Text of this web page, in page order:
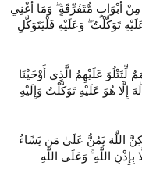
مِنْ أَبْوَابٍ مُّتَفَرِّقَةٍ ۖ وَمَا أُغْنِي
تَوَكَّلْتُ ۖ وَعَلَيْهِ فَلْيَتَوَكَّلِ
عَلَيْهِمُ الَّذِي أَوْحَيْنَا
إِلَّا هُوَ عَلَيْهِ تَوَكَّلْتُ وَإِلَيْهِ
اللَّهَ يَمُنُّ عَلَىٰ مَن يَشَاءُ
بِإِذْنِ اللَّهِ ۚ وَعَلَى اللَّهِ